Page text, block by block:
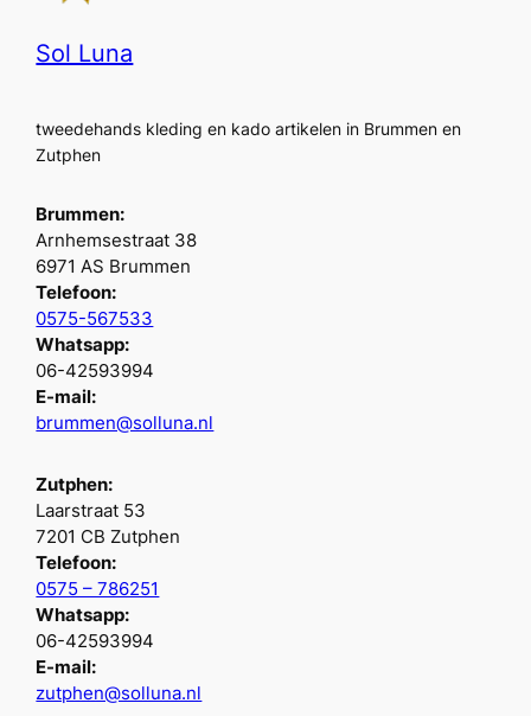
Sol Luna
tweedehands kleding en kado artikelen in Brummen en
Zutphen
Brummen:
Arnhemsestraat 38
6971 AS Brummen
Telefoon:
0575-567533
Whatsapp:
06-42593994
E-mail:
brummen@solluna.nl
Zutphen:
Laarstraat 53
7201 CB Zutphen
Telefoon:
0575 – 786251
Whatsapp:
06-42593994
E-mail:
zutphen@solluna.nl